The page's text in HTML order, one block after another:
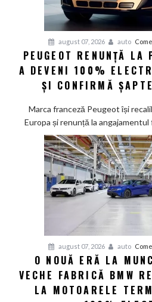
august 07, 2026 auto
PEUGEOT RENUNȚĂ LA
A DEVENI 100%
ȘI CONFIRMĂ
Marca franceză Peugeot își
Europa și renunță la
august 07, 2026 auto
O NOUĂ ERĂ LA
VECHE FABRICĂ BMW
LA MOTOARELE